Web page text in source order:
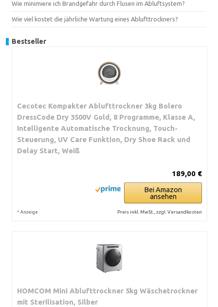
Wie minimiere ich Brandgefahr durch Flusen im Abluftsystem?
Wie viel kostet die jährliche Wartung eines Ablufttrockners?
Bestseller
Cecotec Kompakter Ablufttrockner 3kg Bolero
DressCode Dry 3500V Gold, 8 Programme, Klasse A,
Intelligente Automatische Trocknung, Touch-
Steuerung, UV Care Funktion, Dry Shoe Rack und
Delay Start, Weiß
189,00 €
Bei Amazon
ansehen
* Anzeige Preis inkl. MwSt., zzgl. Versandkosten
HOMCOM Mini Ablufttrockner 5kg Wäschetrockner
mit Sterilisation, Silber